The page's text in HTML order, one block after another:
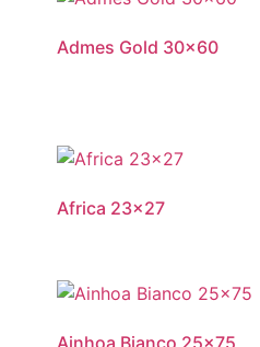
Admes Gold 30×60
Africa 23×27
Ainhoa Bianco 25×75